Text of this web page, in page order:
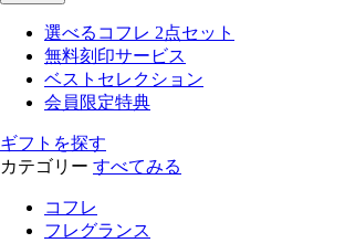
選べるコフレ 2点セット
無料刻印サービス
ベストセレクション
会員限定特典
ギフトを探す
カテゴリー すべてみる
コフレ
フレグランス